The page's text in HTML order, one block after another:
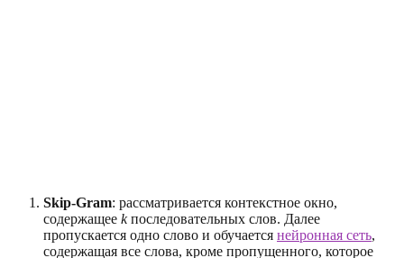
Skip-Gram: рассматривается контекстное окно,
содержащее kпоследовательных слов. Далее
пропускается одно слово и обучается нейронная сеть,
содержащая все слова, кроме пропущенного, которое